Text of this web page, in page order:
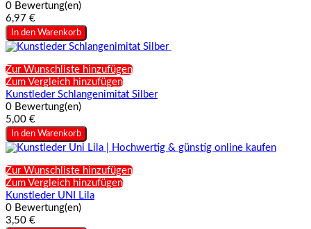
0 Bewertung(en)
6,97 €
In den Warenkorb
Zur Wunschliste hinzufügen
Zum Vergleich hinzufügen
Kunstleder Schlangenimitat Silber
0 Bewertung(en)
5,00 €
In den Warenkorb
Zur Wunschliste hinzufügen
Zum Vergleich hinzufügen
Kunstleder UNI Lila
0 Bewertung(en)
3,50 €